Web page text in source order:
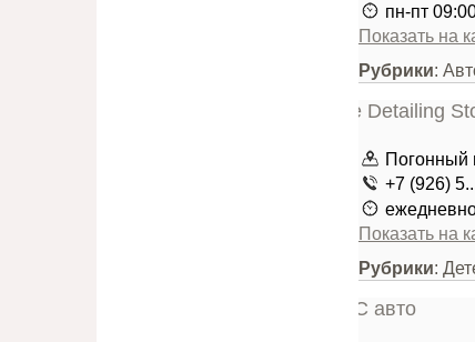
пн-пт
Показать на
Рубрики:
Погонный
+7 (926)
Показать на
Рубрики: